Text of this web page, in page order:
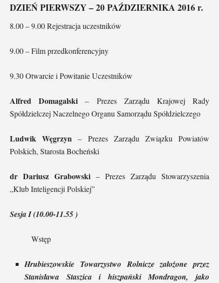
DZIEŃ PIERWSZY – 20 PAŹDZIERNIKA 2016 r.
8.00 – 9.00 Rejestracja uczestników
9.00 – Film przedkonferencyjny
9.30 Otwarcie i Powitanie Uczestników
Alfred Domagalski – Prezes Zarządu Krajowej Rady
Spółdzielczej Naczelnego Organu Samorządu Spółdzielczego
Ludwik Węgrzyn – Prezes Zarządu Związku Powiatów
Polskich, Starosta Bocheński
dr Dariusz Grabowski – Prezes Zarządu Stowarzyszenia
„Klub Inteligencji Polskiej”
Sesja I (10.00-11.55 )
Wstęp
Hrubieszowskie Towarzystwo Rolnicze założone przez
Stanisława Staszica i hiszpański Mondragon, jako